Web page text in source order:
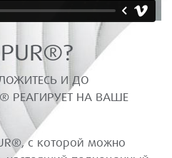
И ДО
РЕАГИРУЕТ НА ВАШЕ
с которой можно